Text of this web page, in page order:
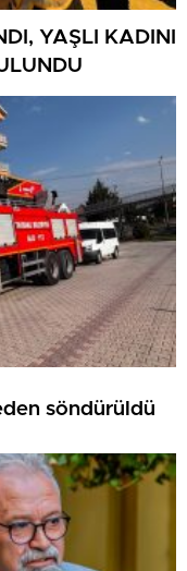
YAŞLI KADINI
söndürüldü